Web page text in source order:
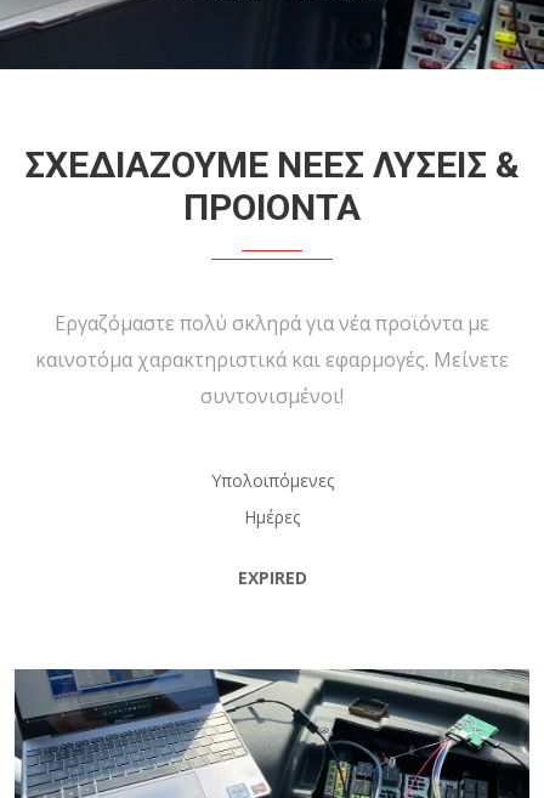
ΣΧΕΔΙΑΖΟΥΜΕ ΝΕΕΣ ΛΥΣΕΙΣ &
ΠΡΟΙΟΝΤΑ
Εργαζόμαστε πολύ σκληρά για νέα προϊόντα με
καινοτόμα χαρακτηριστικά και εφαρμογές. Μείνετε
συντονισμένοι!
Υπολοιπόμενες
Ημέρες
EXPIRED